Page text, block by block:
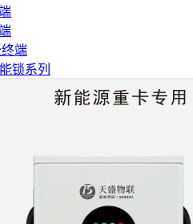
端
锁系列